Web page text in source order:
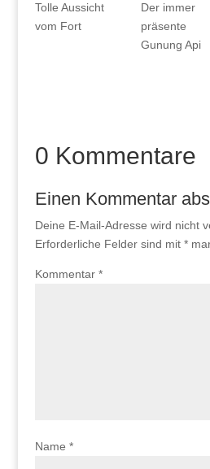
Tolle Aussicht
vom Fort
Der immer
präsente
Gunung Api
0 Kommentare
Einen Kommentar
Deine E-Mail-Adresse wird nicht
Erforderliche Felder sind mit *
Kommentar *
Name *